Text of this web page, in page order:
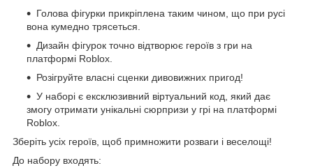
Голова фігурки прикріплена таким чином, що при русі
вона кумедно трясеться.
Дизайн фігурок точно відтворює героїв з гри на
платформі Roblox.
Розігруйте власні сценки дивовижних пригод!
У наборі є ексклюзивний віртуальний код, який дає
змогу отримати унікальні сюрпризи у грі на платформі
Roblox.
Зберіть усіх героїв, щоб примножити розваги і веселощі!
До набору входять: